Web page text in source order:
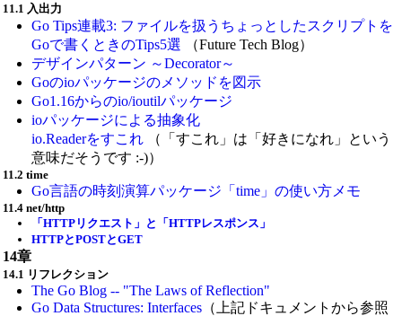
11.1 入出力
Go Tips連載3: ファイルを扱うちょっとしたスクリプトを
Goで書くときのTips5選
（Future Tech Blog）
デザインパターン ～Decorator～
Goのioパッケージのメソッドを図示
Go1.16からのio/ioutilパッケージ
ioパッケージによる抽象化
io.Readerをすこれ
（「すこれ」は「好きになれ」という
意味だそうです :-)）
11.2 time
Go言語の時刻演算パッケージ「time」の使い方メモ
11.4 net/http
「HTTPリクエスト」と「HTTPレスポンス」
HTTPとPOSTとGET
14章
14.1 リフレクション
The Go Blog -- "The Laws of Reflection"
Go Data Structures: Interfaces （上記ドキュメントから参照